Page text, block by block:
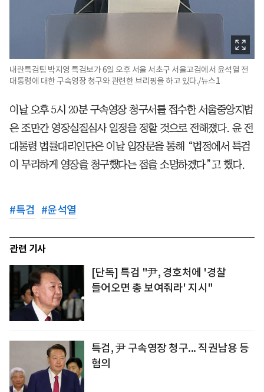
내란특검팀 박지영 특검보가 6일 오후 서울 서초구 서울고검에서 윤석열 전
대통령에 대한 구속영장 청구와 관련한 브리핑을 하고 있다./뉴스1
이날 오후 5시 20분 구속영장 청구서를 접수한 서울중앙지법
은 조만간 영장실질심사 일정을 정할 것으로 전해졌다. 윤 전
대통령 법률대리인단은 이날 입장문을 통해 “법정에서 특검
이 무리하게 영장을 청구했다는 점을 소명하겠다”고 했다.
#특검 #윤석열
관련 기사
[단독] 특검 "尹, 경호처에 '경찰
들어오면 총 보여줘라' 지시"
특검, 尹 구속영장 청구... 직권남용 등
혐의